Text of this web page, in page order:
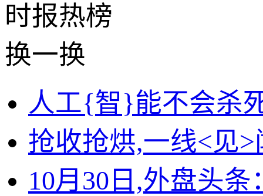
时报热榜
换一换
人工{智}能不会杀
抢收抢烘,一线<见
10月30日,外盘头